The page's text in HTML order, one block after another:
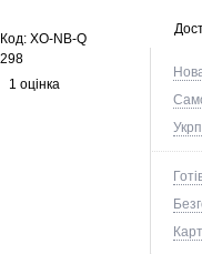
Код: XO-NB-Q
298
1 оцінка